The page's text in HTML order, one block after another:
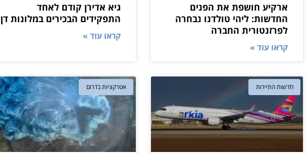
ארקיע חושפת את הפנים
החדשות: ליהי טולדנו נבחרה
לפרזנטורית החברה
קראו עוד »
גיא אדירן קודם לאחד
התפקידים הבכירים במלונות דן
קראו עוד »
חדשות התיירות אטרקציות בדרום